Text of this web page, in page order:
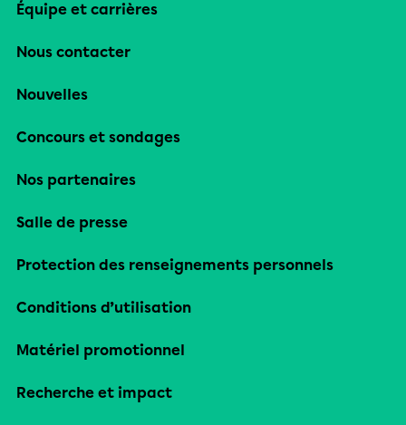
Équipe et carrières
Nous contacter
Nouvelles
Concours et sondages
Nos partenaires
Salle de presse
Protection des renseignements personnels
Conditions d’utilisation
Matériel promotionnel
Recherche et impact